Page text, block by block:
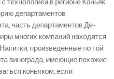
технологией в регионе Коньяк,
департаментов
часть департаментов Де-
многих компаний находятся
произведенные по той
винограда, имеющие похожие
коньяком, если